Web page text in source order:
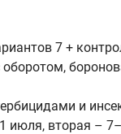
7 +
оборотом,
и
вторая –